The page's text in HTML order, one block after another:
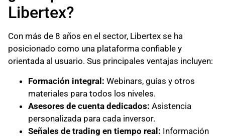
Libertex?
Con más de 8 años en el sector, Libertex se ha
posicionado como una plataforma confiable y
orientada al usuario. Sus principales ventajas incluyen:
Formación integral: Webinars, guías y otros
materiales para todos los niveles.
Asesores de cuenta dedicados: Asistencia
personalizada para cada inversor.
Señales de trading en tiempo real: Información